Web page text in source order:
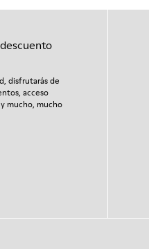
disfrutarás de
acceso
mucho, mucho